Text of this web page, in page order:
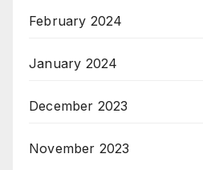
February 2024
January 2024
December 2023
November 2023